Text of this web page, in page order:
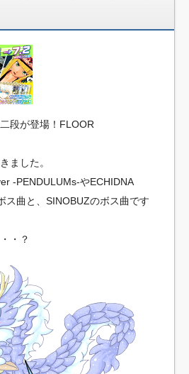
段が登場！FLOOR
ました。
-PENDULUMs-やECHIDNA
ス曲と、SINOBUZのボス曲です
・？